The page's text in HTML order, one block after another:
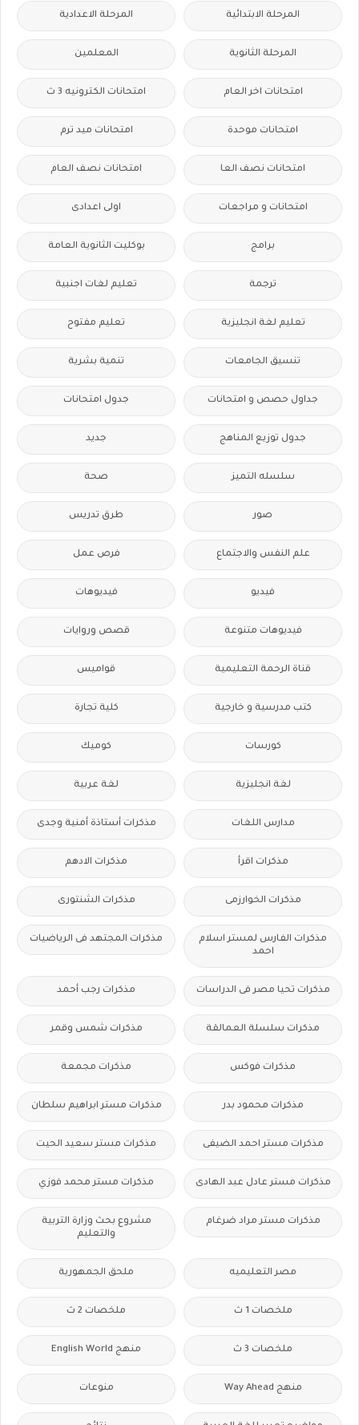
المرحلة الابتدائية المرحلة الاعدادية
المرحلة الثانوية المعلمين
امتحانات اخر العام امتحانات الكترونيه 3 ث
امتحانات موحدة امتحانات ميد ترم
امتحانات نصف العا امتحانات نصف العام
امتحانات و مراجعات اولى اعدادى
برامج بوكليت الثانوية العامة
ترجمة تعليم لغات اجنبية
تعليم لغة انجليزية تعليم مفتوح
تنسيق الجامعات تنمية بشرية
جداول حصص و امتحانات جدول امتحانات
جدول توزيع المناهج جديد
سلسله التميز صحة
صور طرق تدريس
علم النفس والاجتماع فرص عمل
فيديو فيديوهات
فيديوهات متنوعة قصص وروايات
قناة الرحمة التعليمية قواميس
كتب مدرسية و خارجية كلية تجارة
كورسات كوميك
لغة انجليزية لغة عربية
مدارس اللغات مذكرات أستاذة أمنية وجدى
مذكرات اقرأ مذكرات الادهم
مذكرات الخوارزمى مذكرات الشنتورى
مذكرات الفارس لمستر اسلام
احمد
مذكرات المجتهد فى الرياضيات
مذكرات تحيا مصر فى الدراسات مذكرات رجب أحمد
مذكرات سلسلة العمالقة مذكرات شمس وقمر
مذكرات فوكس مذكرات مجمعة
مذكرات محمود بدر مذكرات مستر ابراهيم سلطان
مذكرات مستر احمد الضيفى مذكرات مستر سعيد الحيت
مذكرات مستر عادل عبد الهادى مذكرات مستر محمد فوزي
مذكرات مستر مراد ضرغام
مشروع بحث وزارة التربية
والتعليم
مصر التعليميه ملحق الجمهورية
ملخصات 1 ث ملخصات 2 ث
ملخصات 3 ث منهج English World
منهج Way Ahead منوعات